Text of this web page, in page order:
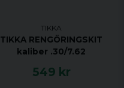
TIKKA
TIKKA RENGÖRINGSKIT
kaliber .30/7.62
549 kr